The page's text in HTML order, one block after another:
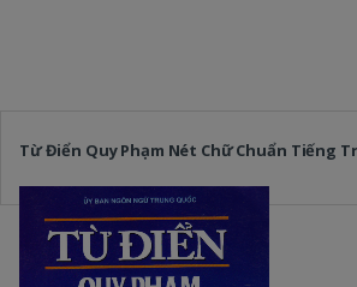
Từ Điển Quy Phạm Nét Chữ Chuẩn Tiếng